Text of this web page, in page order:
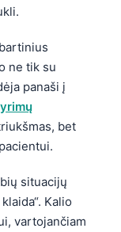
ne tik su
panaši į
bet
situacijų
Kalio
vartojančiam